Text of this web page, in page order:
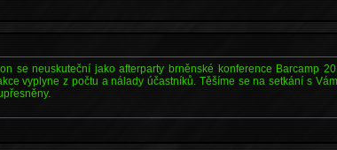
se neuskuteční jako afterparty brněnské konference Barcamp
vyplyne z počtu a nálady účastníků. Těšíme se na setkání s